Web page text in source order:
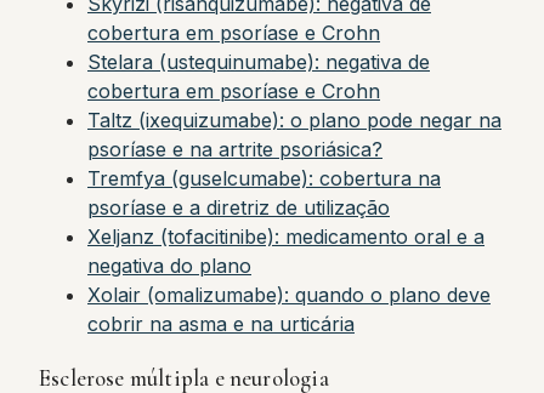
cobertura em psoríase e Crohn
Stelara (ustequinumabe): negativa de
cobertura em psoríase e Crohn
Taltz (ixequizumabe): o plano pode negar na
psoríase e na artrite psoriásica?
Tremfya (guselcumabe): cobertura na
psoríase e a diretriz de utilização
Xeljanz (tofacitinibe): medicamento oral e a
negativa do plano
Xolair (omalizumabe): quando o plano deve
cobrir na asma e na urticária
Esclerose múltipla e neurologia